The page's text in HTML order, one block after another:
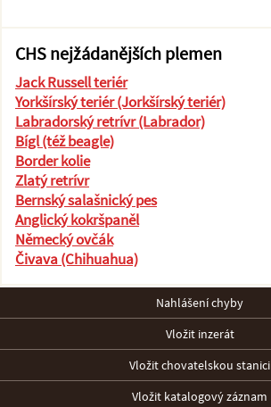
CHS nejžádanějších plemen
Jack Russell teriér
Yorkšírský teriér (Jorkšírský teriér)
Labradorský retrívr (Labrador)
Bígl (též beagle)
Border kolie
Zlatý retrívr
Bernský salašnický pes
Anglický kokršpaněl
Německý ovčák
Čivava (Chihuahua)
Nahlášení chyby
Vložit inzerát
Vložit chovatelskou stanici
Vložit katalogový záznam